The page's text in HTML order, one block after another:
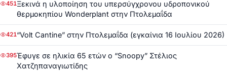
451Ξεκινά η υλοποίηση του υπερσύγχρονου υδροπονικού
θερμοκηπίου Wonderplant στην Πτολεμαΐδα
421“Volt Cantine” στην Πτολεμαΐδα (εγκαίνια 16 Ιουλίου 2026)
395Έφυγε σε ηλικία 65 ετών ο “Snoopy” Στέλιος
Χατζηπαναγιωτίδης